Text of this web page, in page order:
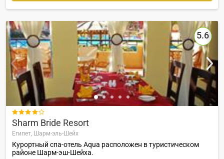
5.6

Sharm Bride Resort
Египет, Шарм-эль-Шейх
Курортный спа-отель Aqua расположен в туристическом
районе Шарм-эш-Шейха.